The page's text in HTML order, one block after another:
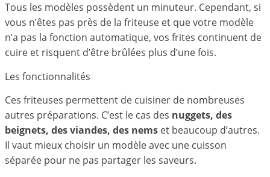
Tous les modèles possèdent un minuteur. Cependant, si
vous n’êtes pas près de la friteuse et que votre modèle
n’a pas la fonction automatique, vos frites continuent de
cuire et risquent d’être brûlées plus d’une fois.
Les fonctionnalités
Ces friteuses permettent de cuisiner de nombreuses
autres préparations. C’est le cas des nuggets, des
beignets, des viandes, des nems et beaucoup d’autres.
Il vaut mieux choisir un modèle avec une cuisson
séparée pour ne pas partager les saveurs.